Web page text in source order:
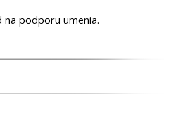
na podporu umenia.